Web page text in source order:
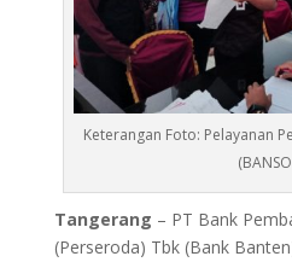
Keterangan Foto: Pelayanan
Tangerang – PT Bank
(Perseroda) Tbk (Bank